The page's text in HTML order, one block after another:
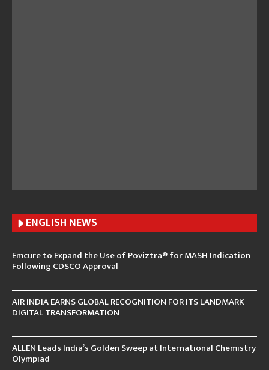
ENGLISH NEWS
Emcure to Expand the Use of Poviztra® for MASH Indication
Following CDSCO Approval
AIR INDIA EARNS GLOBAL RECOGNITION FOR ITS LANDMARK
DIGITAL TRANSFORMATION
ALLEN Leads India’s Golden Sweep at International Chemistry
Olympiad